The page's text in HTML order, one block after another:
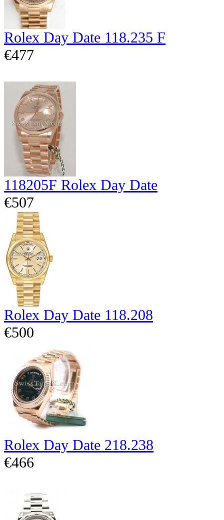
Rolex Day Date 118.235 F
€477
118205F Rolex Day Date
€507
Rolex Day Date 118.208
€500
Rolex Day Date 218.238
€466